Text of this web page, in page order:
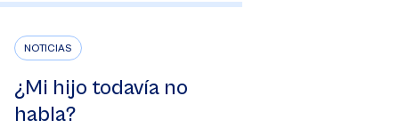
NOTICIAS
¿Mi hijo todavía no
habla?